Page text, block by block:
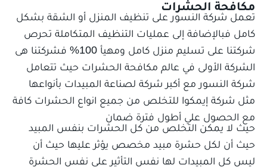
مكافحة الحشرات
تعمل شركة النسور على تنظيف المنزل أو الشقة بشكل
كامل فبالإضافة إلى عمليات التنظيف المتكاملة تحرص
شركتنا على تسليم منزل كامل ومهيأ 100% فشركتنا هى
الشركة الأولى في عالم مكافحة الحشرات حيث تتعامل
شركة النسور مع أكبر شركة لصناعة المبيدات بأنواعها
مثل شركة إيمكوا للتخلص من جميع انواع الحشرات كافة
مع الحصول علي أطول فترة ضمان
حيث لا يمكن التخلص من كل الحشرات بنفس المبيد
حيث أن لكل حشرة مبيد مخصص يؤثر عليها حيث أن
ليس كل المبيدات لها نفس التأثير على نفس الحشرة